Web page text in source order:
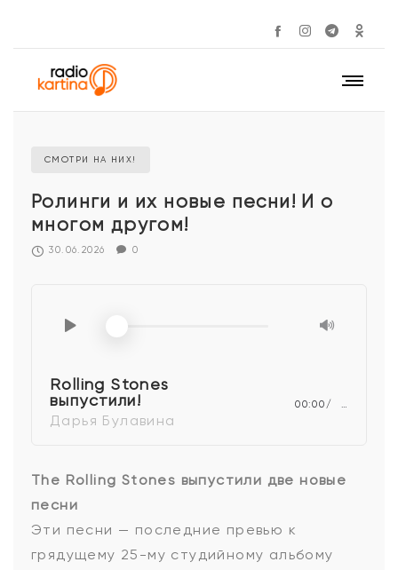
СМОТРИ НА НИХ!
Ролинги и их новые песни! И о
многом другом!
30.06.2026 0
Rolling Stones
выпустили!
Дарья Булавина
00:00 …
The Rolling Stones выпустили две новые
песни
Эти песни — последние превью к
грядущему 25-му студийному альбому